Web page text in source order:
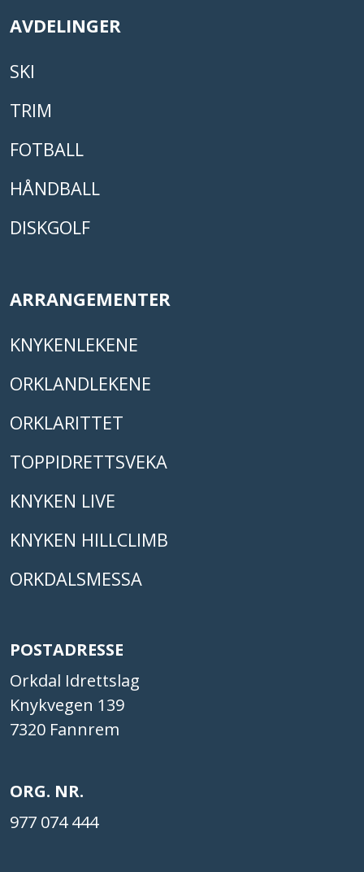
AVDELINGER
SKI
TRIM
FOTBALL
HÅNDBALL
DISKGOLF
ARRANGEMENTER
KNYKENLEKENE
ORKLANDLEKENE
ORKLARITTET
TOPPIDRETTSVEKA
KNYKEN LIVE
KNYKEN HILLCLIMB
ORKDALSMESSA
POSTADRESSE
Orkdal Idrettslag
Knykvegen 139
7320 Fannrem
ORG. NR.
977 074 444